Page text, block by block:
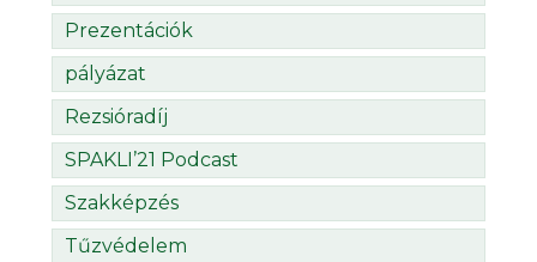
Prezentációk
pályázat
Rezsióradíj
SPAKLI’21 Podcast
Szakképzés
Tűzvédelem